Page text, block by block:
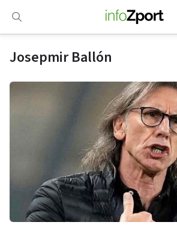
contenido
Josepmir Ballón